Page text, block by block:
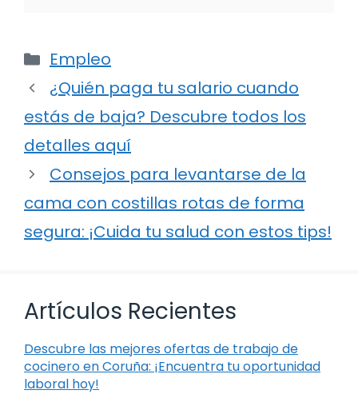
Categorías
Empleo
¿Quién paga tu salario cuando
estás de baja? Descubre todos los
detalles aquí
Consejos para levantarse de la
cama con costillas rotas de forma
segura: ¡Cuida tu salud con estos tips!
Artículos Recientes
Descubre las mejores ofertas de trabajo de
cocinero en Coruña: ¡Encuentra tu oportunidad
laboral hoy!